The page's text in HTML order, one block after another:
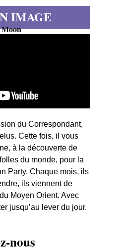
IMAGE
du Correspondant,
Cette fois, il vous
à la découverte de
du monde, pour la
Party. Chaque mois, ils
ils viennent de
Moyen Orient. Avec
jusqu’au lever du jour.
nous